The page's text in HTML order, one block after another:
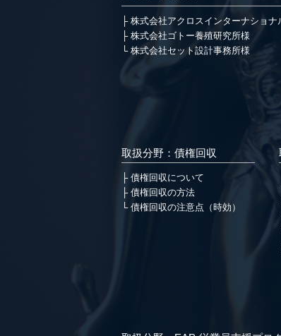
株式会社アクロスインターナショナ
株式会社ゴトー養殖研究所様
株式会社セット設計事務所様
取扱分野：債権回収
債権回収について
債権回収の方法
債権回収の注意点（時効）